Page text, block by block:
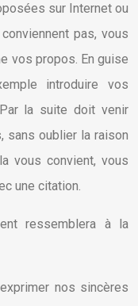
sur Internet ou
pas, vous
vos propos. En guise
introduire vos
la suite doit venir
sans oublier la raison
vous convient, vous
une citation.
ressemblera à la
nos sincères